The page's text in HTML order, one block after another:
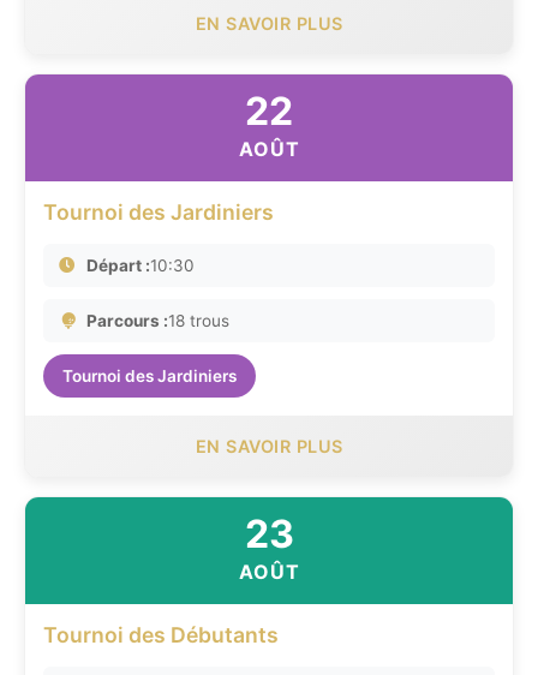
EN SAVOIR PLUS
22
AOÛT
Tournoi des Jardiniers
Départ :10:30
Parcours :18 trous
Tournoi des Jardiniers
EN SAVOIR PLUS
23
AOÛT
Tournoi des Débutants